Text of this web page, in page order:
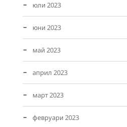
юли 2023
юни 2023
май 2023
април 2023
март 2023
февруари 2023